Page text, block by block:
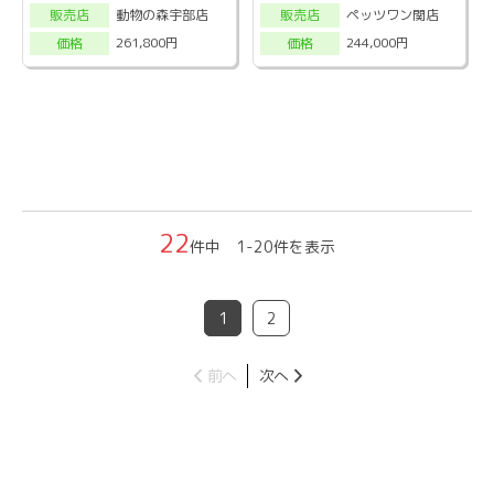
販売店
動物の森宇部店
価格
261,800円
販売店
ペッツワン関店
価格
244,000円
22件中 1-20件を表示
1 2
前へ 次へ